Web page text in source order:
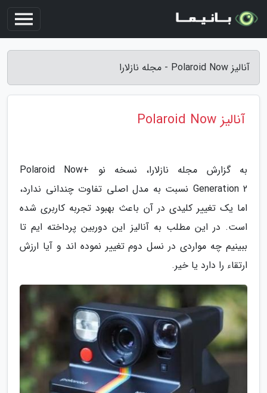
آنالیز Polaroid Now - مجله نازلارا
آنالیز Polaroid Now
به گزارش مجله نازلارا، نسخه نو Polaroid Now+
Generation 2 نسبت به مدل اصلی تفاوت چندانی ندارد،
اما یک تغییر کلیدی در آن باعث بهبود تجربه کاربری شده
است. در این مطلب به آنالیز این دوربین پرداخته ایم تا
ببینیم چه مواردی در نسل دوم تغییر نموده اند و آیا ارزش
ارتقاء را دارد یا خیر.